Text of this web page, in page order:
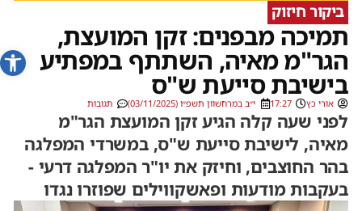
פתח
ביקור חיזוק
תמיכה מבפנים: זקן המועצת,
הגר"מ מאיה, השתתף במפתיע
בישיבת סייעת ש"ס
אורי כץ 17:27 י״ב במרחשוון תשפ״ו (03/11/2025) תגובות
לפני שעה קלה הגיע זקן המועצת הגר"מ
מאיה, לישיבת סייעת ש"ס, במשרדי המפלגה
בהר החוצבים, וחיזק את יו"ר המפלגה דרעי -
בעקבות מודעות ופאשקווילים שפוזרו נגדו